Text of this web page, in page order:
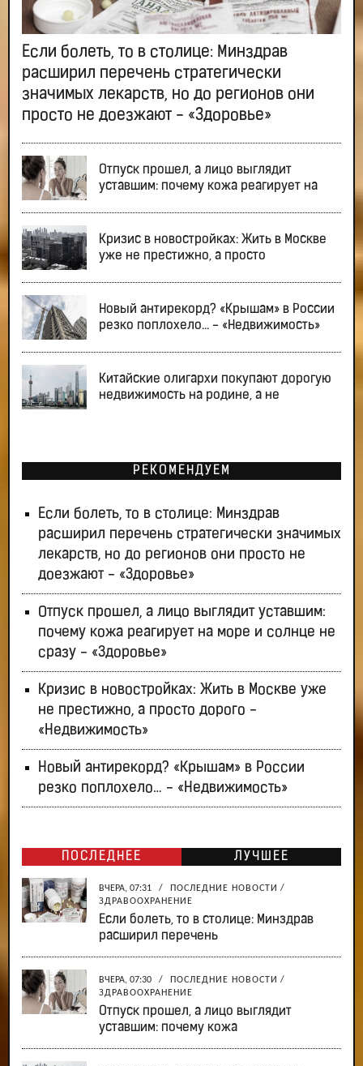
Если болеть, то в столице: Минздрав
расширил перечень стратегически
значимых лекарств, но до регионов они
просто не доезжают - «Здоровье»
Отпуск прошел, а лицо выглядит
уставшим: почему кожа реагирует на
Кризис в новостройках: Жить в Москве
уже не престижно, а просто
Новый антирекорд? «Крышам» в России
резко поплохело… - «Недвижимость»
Китайские олигархи покупают дорогую
недвижимость на родине, а не
РЕКОМЕНДУЕМ
Если болеть, то в столице: Минздрав
расширил перечень стратегически значимых
лекарств, но до регионов они просто не
доезжают - «Здоровье»
Отпуск прошел, а лицо выглядит уставшим:
почему кожа реагирует на море и солнце не
сразу - «Здоровье»
Кризис в новостройках: Жить в Москве уже
не престижно, а просто дорого -
«Недвижимость»
Новый антирекорд? «Крышам» в России
резко поплохело… - «Недвижимость»
ПОСЛЕДНЕЕ ЛУЧШЕЕ
ВЧЕРА, 07:31 / ПОСЛЕДНИЕ НОВОСТИ /
ЗДРАВООХРАНЕНИЕ
Если болеть, то в столице: Минздрав
расширил перечень
ВЧЕРА, 07:30 / ПОСЛЕДНИЕ НОВОСТИ /
ЗДРАВООХРАНЕНИЕ
Отпуск прошел, а лицо выглядит
уставшим: почему кожа